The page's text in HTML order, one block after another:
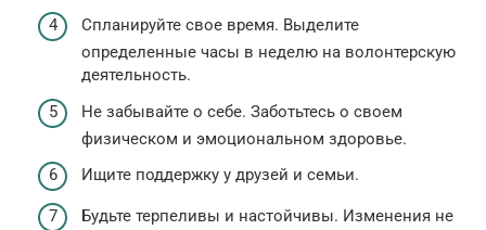
Спланируйте свое время. Выделите
определенные часы в неделю на волонтерскую
деятельность.
Не забывайте о себе. Заботьтесь о своем
физическом и эмоциональном здоровье.
Ищите поддержку у друзей и семьи.
Будьте терпеливы и настойчивы. Изменения не